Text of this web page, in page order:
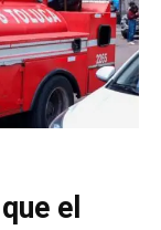
el